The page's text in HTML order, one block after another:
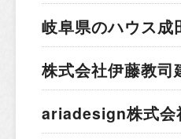
岐阜県のハウス成
株式会社伊藤教司
ariadesign株式